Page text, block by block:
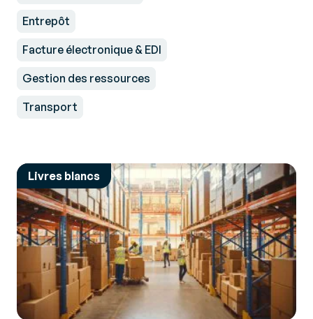
Entrepôt
Facture électronique & EDI
Gestion des ressources
Transport
Livres blancs